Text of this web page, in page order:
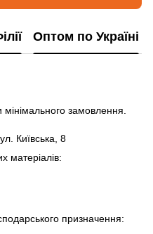
Оптом по Україні
замовлення.
Київська, 8
матеріалів:
призначення: